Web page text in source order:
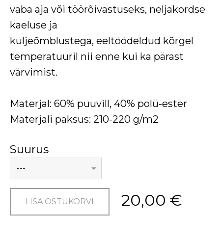
vaba aja või töörõivastuseks, neljakordse
kaeluse ja
küljeõmblustega, eeltöödeldud kõrgel
temperatuuril nii enne kui ka pärast
värvimist.
Materjal: 60% puuvill, 40% polü-ester
Materjali paksus: 210-220 g/m2
Suurus
LISA OSTUKORVI 20,00 €